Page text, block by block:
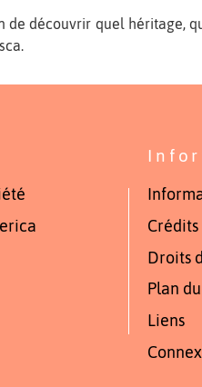
découvrir quel héritage,
Crédits
Droits
Plan
Liens